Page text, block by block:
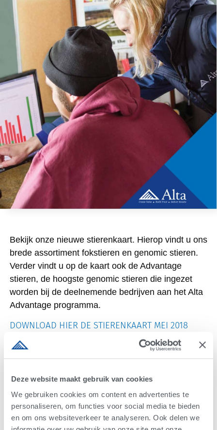
Deze website maakt gebruik van cookies
We gebruiken cookies om content en advertenties te
personaliseren, om functies voor social media te bieden
en om ons websiteverkeer te analyseren. Ook delen we
Bekijk onze nieuwe stierenkaart. Hierop vindt u ons
brede assortiment fokstieren en genomic stieren.
Verder vindt u op de kaart ook de Advantage
stieren, de hoogste genomic stieren die ingezet
worden bij de deelnemende bedrijven aan het Alta
Advantage programma.
DOWNLOAD HIER DE STIERENKAART MEI 2018
Informatie Amerikaanse fokwaarden
Om de fokwaarde van een stier inzichtelijk te
Amerikaanse fokwaarden te werken. Deze
fokwaarden bevatten de betrouwbare originele
informatie van een stier waardoor de
betrouwbaarheid hoger is. Omdat deze